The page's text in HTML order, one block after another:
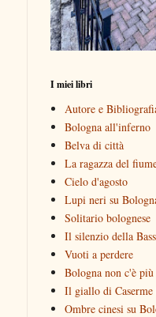
I miei libri
Autore e
Bologna all'inferno
Belva di città
La ragazza del
Cielo d'agosto
Lupi neri su
Solitario bolognese
Il silenzio della
Vuoti a perdere
Bologna non c'è più
Il giallo di Caserme
Ombre cinesi su